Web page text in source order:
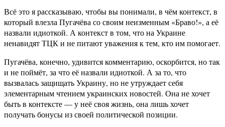
Всё это я рассказываю, чтобы вы понимали, в чём контекст, в
который влезла Пугачёва со своим неизменным «Браво!», а её
назвали идиоткой. А контекст в том, что на Украине
ненавидят ТЦК и не питают уважения к тем, кто им помогает.
Пугачёва, конечно, удивится комментарию, оскорбится, но так
и не поймёт, за что её назвали идиоткой. А за то, что
вызвалась защищать Украину, но не утруждает себя
элементарным чтением украинских новостей. Она не хочет
быть в контексте — у неё своя жизнь, она лишь хочет
получать бонусы из своей политической позиции.